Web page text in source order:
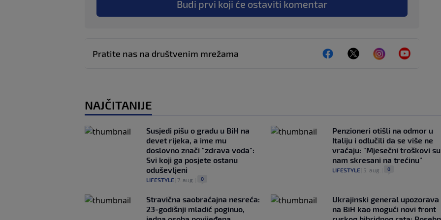
Budi prvi koji će ostaviti komentar
Pratite nas na društvenim mrežama
NAJČITANIJE
Susjedi pišu o gradu u BiH na
devet rijeka, a ime mu
doslovno znači "zdrava voda":
Svi koji ga posjete ostanu
oduševljeni
LIFESTYLE 7. aug. 0
Penzioneri otišli na odmor u
Italiju i odlučili da se više ne
vraćaju: "Mjesečni troškovi su
nam skresani na trećinu"
LIFESTYLE| 5. aug. 0
Stravična saobraćajna nesreća:
23-godišnji mladić poginuo,
Ukrajinski general upozorava
na BiH kao mogući novi front